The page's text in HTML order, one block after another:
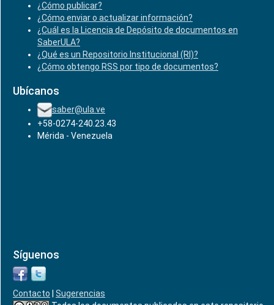
¿Cómo publicar?
¿Cómo enviar o actualizar información?
¿Cuál es la Licencia de Depósito de documentos en
SaberULA?
¿Qué es un Repositorio Institucional (RI)?
¿Cómo obtengo RSS por tipo de documentos?
Ubícanos
saber@ula.ve
+58-0274-240.23.43
Mérida - Venezuela
Síguenos
Contacto
Sugerencias